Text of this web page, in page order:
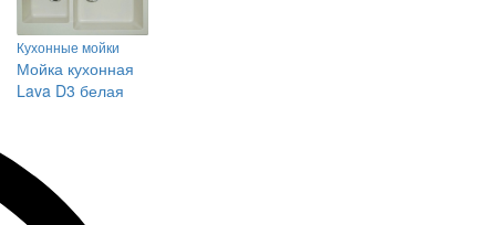
Кухонные мойки
Мойка кухонная
Lava D3 белая